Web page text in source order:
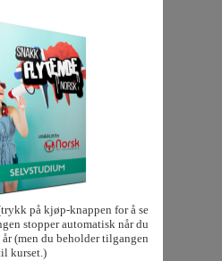
på kjøp-knappen for å se
stopper automatisk når du
(men du beholder tilgangen
kurset.)